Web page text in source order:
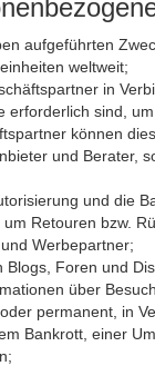
aufgeführten
weltweit;
in
sind,
können
und Berater,
und die
Retouren bzw.
Werbepartner;
Foren und
über
permanent, in
Bankrott, einer